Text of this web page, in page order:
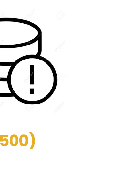
500)